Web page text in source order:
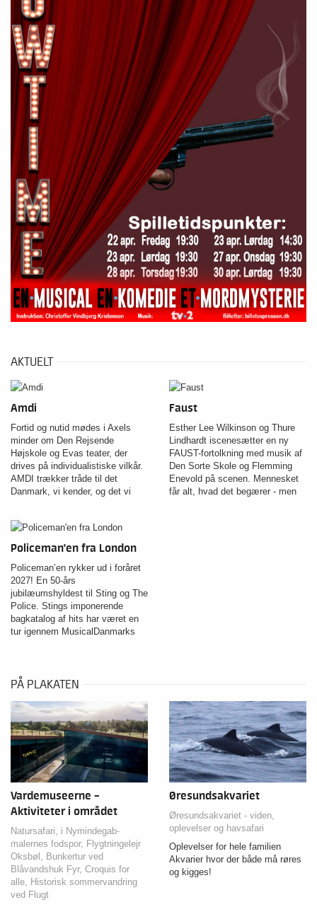
AKTUELT
Amdi
Fortid og nutid mødes i Axels
minder om Den Rejsende
Højskole og Evas teater, der
drives på individualistiske vilkår.
AMDI trækker tråde til det
Danmark, vi kender, og det vi
Faust
Esther Lee Wilkinson og Thure
Lindhardt iscenesætter en ny
FAUST-fortolkning med musik af
Den Sorte Skole og Flemming
Enevold på scenen. Mennesket
får alt, hvad det begærer - men
Policeman'en fra London
Policeman’en rykker ud i foråret
2027! En 50-års
jubilæumshyldest til Sting og The
Police. Stings imponerende
bagkatalog af hits har været en
tur igennem MusicalDanmarks
PÅ PLAKATEN
Vardemuseerne –
Aktiviteter i området
Natursafari, i Nymindegab-
malernes fodspor, Flygtningelejr
Oksbøl, Bunkertur ved
Blåvandshuk Fyr, Croquis for
alle, Historisk sommervandring
ved Flugt
Øresundsakvariet
Øresundsakvariet - viden,
oplevelser og havsafari
Oplevelser for hele familien
Akvarier hvor der både må røres
og kigges!